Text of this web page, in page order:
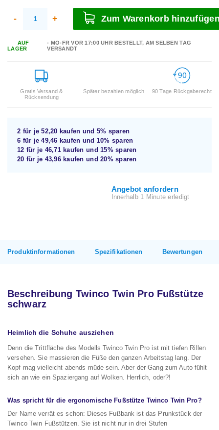
- + Zum Warenkorb
AUF
LAGER
- MO-FR VOR 17:00 UHR BESTELLT, AM SELBEN TAG
VERSANDT
Gratis Versand &
Rücksendung
Später bezahlen möglich 90 Tage Rückgaberecht
2 für je52,20 kaufen und 5% sparen
6 für je49,46 kaufen und 10% sparen
12 für je 46,71kaufen und15%sparen
20 für je 43,96kaufen und20%sparen
Angebot anfordern
Innerhalb 1 Minute erledigt
Produktinformationen Spezifikationen Bewertungen
Beschreibung Twinco Twin Pro Fußstütze
schwarz
Heimlich die Schuhe ausziehen
Denn die Trittfläche des Modells Twinco Twin Pro ist mit tiefen Rillen
versehen. Sie massieren die Füße den ganzen Arbeitstag lang. Der
Kopf mag vielleicht abends müde sein. Aber der Gang zum Auto fühlt
sich an wie ein Spaziergang auf Wolken. Herrlich, oder?!
Was spricht für die ergonomische Fußstütze Twinco Twin Pro?
Der Name verrät es schon: Dieses Fußbank ist das Prunkstück der
Twinco Twin Fußstützen. Sie ist nicht nur in drei Stufen